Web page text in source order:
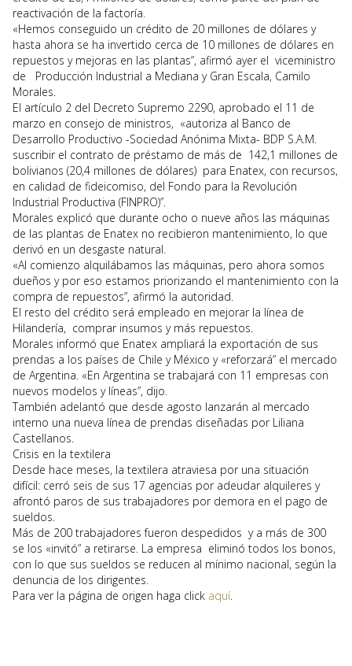
reactivación de la factoría.
«Hemos conseguido un crédito de 20 millones de dólares y
hasta ahora se ha invertido cerca de 10 millones de dólares en
repuestos y mejoras en las plantas”, afirmó ayer el viceministro
de Producción Industrial a Mediana y Gran Escala, Camilo
Morales.
El artículo 2 del Decreto Supremo 2290, aprobado el 11 de
marzo en consejo de ministros, «autoriza al Banco de
Desarrollo Productivo -Sociedad Anónima Mixta- BDP S.A.M.
suscribir el contrato de préstamo de más de 142,1 millones de
bolivianos (20,4 millones de dólares) para Enatex, con recursos,
en calidad de fideicomiso, del Fondo para la Revolución
Industrial Productiva (FINPRO)”.
Morales explicó que durante ocho o nueve años las máquinas
de las plantas de Enatex no recibieron mantenimiento, lo que
derivó en un desgaste natural.
«Al comienzo alquilábamos las máquinas, pero ahora somos
dueños y por eso estamos priorizando el mantenimiento con la
compra de repuestos”, afirmó la autoridad.
El resto del crédito será empleado en mejorar la línea de
Hilandería, comprar insumos y más repuestos.
Morales informó que Enatex ampliará la exportación de sus
prendas a los países de Chile y México y «reforzará” el mercado
de Argentina. «En Argentina se trabajará con 11 empresas con
nuevos modelos y líneas”, dijo.
También adelantó que desde agosto lanzarán al mercado
interno una nueva línea de prendas diseñadas por Liliana
Castellanos.
Crisis en la textilera
Desde hace meses, la textilera atraviesa por una situación
difícil: cerró seis de sus 17 agencias por adeudar alquileres y
afrontó paros de sus trabajadores por demora en el pago de
sueldos.
Más de 200 trabajadores fueron despedidos y a más de 300
se los «invitó” a retirarse. La empresa eliminó todos los bonos,
con lo que sus sueldos se reducen al mínimo nacional, según la
denuncia de los dirigentes.
Para ver la página de origen haga click aquí.